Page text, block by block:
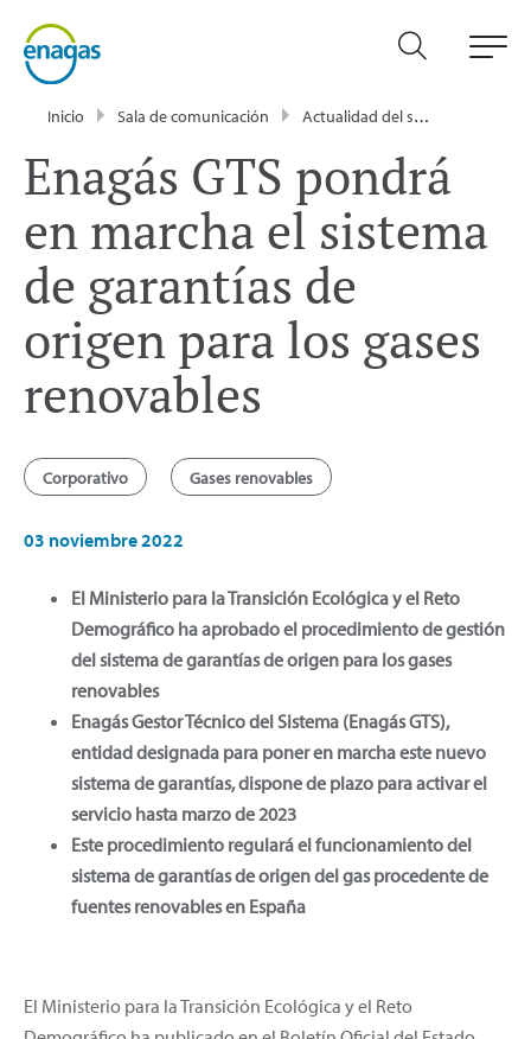
Inicio Sala de comunicación Actualidad del sector energético - Enagás
Enagás GTS pondrá
en marcha el sistema
de garantías de
origen para los gases
renovables
Corporativo Gases renovables
03 noviembre 2022
El Ministerio para la Transición Ecológica y el Reto
Demográfico ha aprobado el procedimiento de gestión
del sistema de garantías de origen para los gases
renovables
Enagás Gestor Técnico del Sistema (Enagás GTS),
entidad designada para poner en marcha este nuevo
sistema de garantías, dispone de plazo para activar el
servicio hasta marzo de 2023
Este procedimiento regulará el funcionamiento del
sistema de garantías de origen del gas procedente de
fuentes renovables en España
El Ministerio para la Transición Ecológica y el Reto